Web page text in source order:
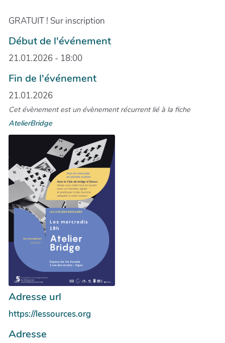
GRATUIT ! Sur inscription
Début de l'événement
21.01.2026 - 18:00
Fin de l'événement
21.01.2026
Cet évènement est un évènement récurrent lié à la fiche
AtelierBridge
Adresse url
https://lessources.org
Adresse